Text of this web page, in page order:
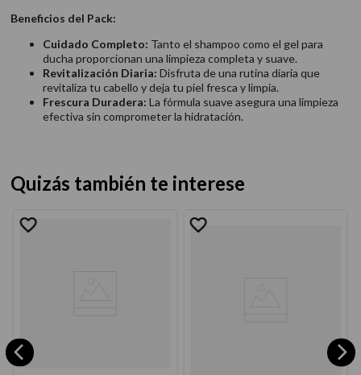
Beneficios del Pack:
Cuidado Completo: Tanto el shampoo como el gel para
ducha proporcionan una limpieza completa y suave.
Revitalización Diaria: Disfruta de una rutina diaria que
revitaliza tu cabello y deja tu piel fresca y limpia.
Frescura Duradera: La fórmula suave asegura una limpieza
efectiva sin comprometer la hidratación.
Quizás también te interese